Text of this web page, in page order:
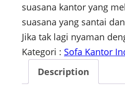
suasana kantor yang
suasana yang santai
Jika tak lagi nyaman
Kategori : Sofa Kantor
Description